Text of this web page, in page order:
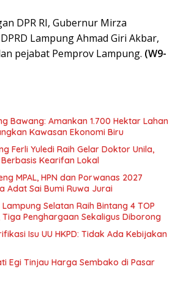
DPR RI, Gubernur Mirza
Lampung Ahmad Giri Akbar,
pejabat Pemprov Lampung. (W9-
Bawang: Amankan 1.700 Hektar Lahan
Kawasan Ekonomi Biru
Ferli Yuledi Raih Gelar Doktor Unila,
Kearifan Lokal
MPAL, HPN dan Porwanas 2027
Adat Sai Bumi Ruwa Jurai
Selatan Raih Bintang 4 TOP
Tiga Penghargaan Sekaligus Diborong
Isu UU HKPD: Tidak Ada Kebijakan
Egi Tinjau Harga Sembako di Pasar